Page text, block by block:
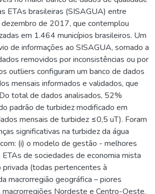
ETAs brasileiras (SISAGUA) entre
de 2017, que contemplou
em 1.464 municípios brasileiros. Um
de informações ao SISAGUA, somado a
removidos por inconsistências ou por
outliers configuram um banco de dados
mensais informados e validados, que
total de dados analisados, 52%
padrão de turbidez modificado em
mensais de turbidez ≤0,5 uT). Foram
significativas na turbidez da água
(i) o modelo de gestão - melhores
de sociedades de economia mista
privada (todas pertencentes à
macrorregião geográfica – piores
Nordeste e Centro-Oeste.